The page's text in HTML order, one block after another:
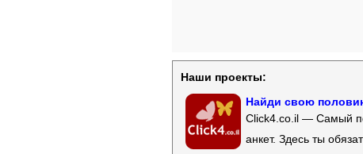
Наши проекты:
Найди свою
Click4.co.il — Самый
анкет. Здесь ты